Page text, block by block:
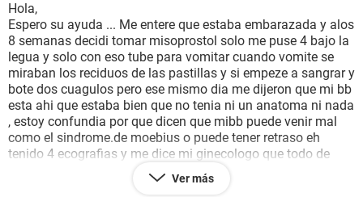
SEXUALIDAD
GLOSARIO
Hola,
Espero su ayuda ... Me entere que estaba embarazada y alos
8 semanas decidi tomar misoprostol solo me puse 4 bajo la
legua y solo con eso tube para vomitar cuando vomite se
miraban los reciduos de las pastillas y si empeze a sangrar y
bote dos cuagulos pero ese mismo dia me dijeron que mi bb
esta ahi que estaba bien que no tenia ni un anatoma ni nada
, estoy confundia por que dicen que mibb puede venir mal
como el sindrome.de moebius o puede tener retraso eh
tenido 4 ecografias y me dice mi ginecologo que todo de
mira bien quw tiene buen tamaño su latido cardiaco es
bueno hasta incluso me hize una ecografia pars eso de
Ver más